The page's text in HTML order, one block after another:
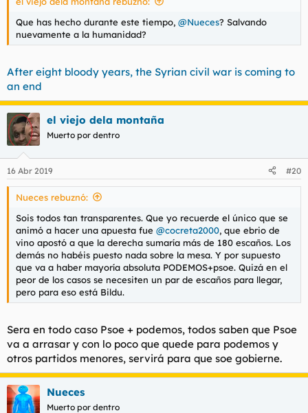
Que has hecho durante este tiempo, @Nueces? Salvando
nuevamente a la humanidad?
After eight bloody years, the Syrian civil war is coming to
an end
el viejo dela montaña
Muerto por dentro
16 Abr 2019 #20
Nueces rebuznó:
Sois todos tan transparentes. Que yo recuerde el único que se
animó a hacer una apuesta fue @cocreta2000, que ebrio de
vino apostó a que la derecha sumaría más de 180 escaños. Los
demás no habéis puesto nada sobre la mesa. Y por supuesto
que va a haber mayoría absoluta PODEMOS+psoe. Quizá en el
peor de los casos se necesiten un par de escaños para llegar,
pero para eso está Bildu.
Sera en todo caso Psoe + podemos, todos saben que Psoe
va a arrasar y con lo poco que quede para podemos y
otros partidos menores, servirá para que soe gobierne.
Nueces
Muerto por dentro